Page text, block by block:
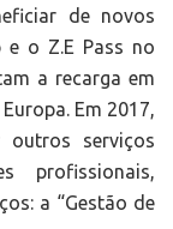
de novos
e o Z.E Pass no
a recarga em
Em 2017,
outros serviços
profissionais,
a “Gestão de